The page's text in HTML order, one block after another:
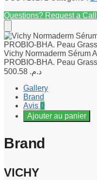
Questions? Request a
Vichy Normaderm Sérum
PROBIO-BHA. Peau
د.م.
Gallery
Brand
Avis 0
Ajouter au panier
Brand
VICHY